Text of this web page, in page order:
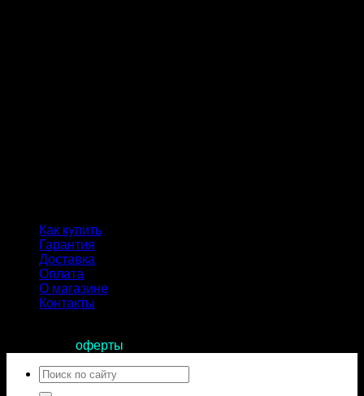
Как купить
Гарантия
Доставка
Оплата
О магазине
Контакты
оферты
Искать: